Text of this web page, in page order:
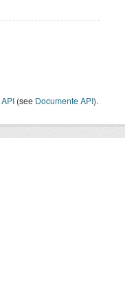
API (see Documente API).